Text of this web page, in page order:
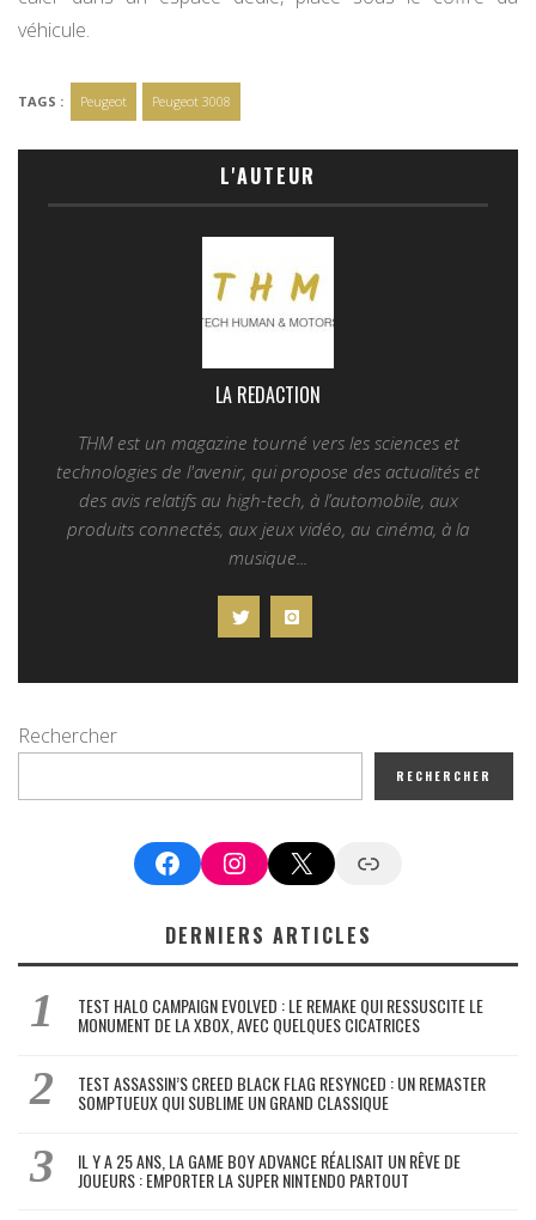
véhicule.
TAGS : Peugeot Peugeot 3008
L'AUTEUR
LA REDACTION
THM est un magazine tourné vers les sciences et
technologies de l'avenir, qui propose des actualités et
des avis relatifs au high-tech, à l’automobile, aux
produits connectés, aux jeux vidéo, au cinéma, à la
musique...
Rechercher
RECHERCHER
FacebookInstagram
X Google News
DERNIERS ARTICLES
TEST HALO CAMPAIGN EVOLVED : LE REMAKE QUI RESSUSCITE LE
MONUMENT DE LA XBOX, AVEC QUELQUES CICATRICES
TEST ASSASSIN’S CREED BLACK FLAG RESYNCED : UN REMASTER
SOMPTUEUX QUI SUBLIME UN GRAND CLASSIQUE
IL Y A 25 ANS, LA GAME BOY ADVANCE RÉALISAIT UN RÊVE DE
JOUEURS : EMPORTER LA SUPER NINTENDO PARTOUT